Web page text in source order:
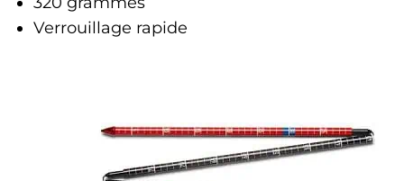
Verrouillage rapide